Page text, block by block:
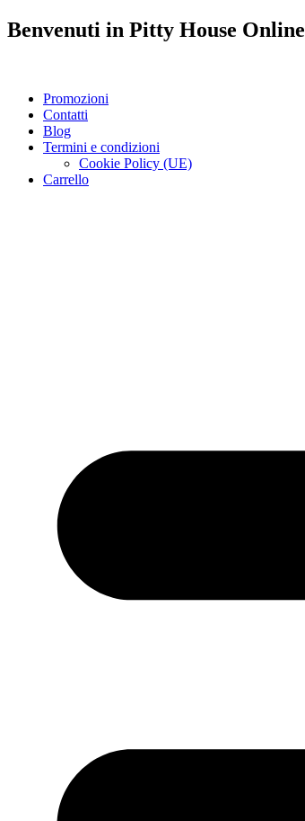
Benvenuti in Pitty House Online
Promozioni
Contatti
Blog
Termini e condizioni
Cookie Policy (UE)
Carrello